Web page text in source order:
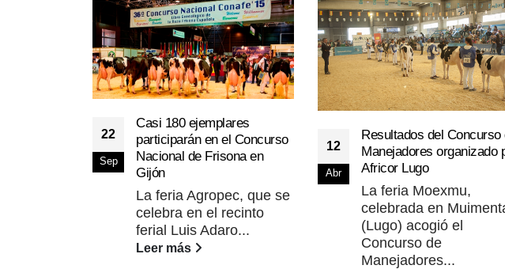
22
Sep
Casi 180 ejemplares
participarán en el Concurso
Nacional de Frisona en
Gijón
La feria Agropec, que se
celebra en el recinto
ferial Luis Adaro...
Leer más
12
Abr
Resultados del Concurso
Manejadores organizado
Africor Lugo
La feria Moexmu,
celebrada en
(Lugo) acogió el
Concurso de
Manejadores...